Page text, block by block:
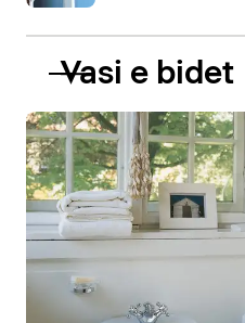
Vasi e bidet